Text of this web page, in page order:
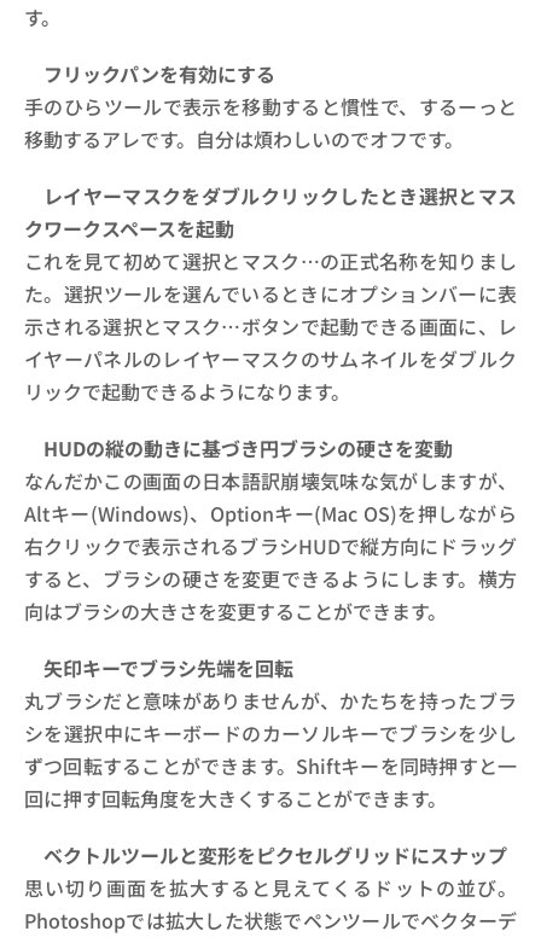
す。
フリックパンを有効にする
手のひらツールで表示を移動すると慣性で、するーっと
移動するアレです。自分は煩わしいのでオフです。
レイヤーマスクをダブルクリックしたとき選択とマス
クワークスペースを起動
これを見て初めて選択とマスク…の正式名称を知りまし
た。選択ツールを選んでいるときにオプションバーに表
示される選択とマスク…ボタンで起動できる画面に、レ
イヤーパネルのレイヤーマスクのサムネイルをダブルク
リックで起動できるようになります。
HUDの縦の動きに基づき円ブラシの硬さを変動
なんだかこの画面の日本語訳崩壊気味な気がしますが、
Altキー(Windows)、Optionキー(Mac OS)を押しながら
右クリックで表示されるブラシHUDで縦方向にドラッグ
すると、ブラシの硬さを変更できるようにします。横方
向はブラシの大きさを変更することができます。
矢印キーでブラシ先端を回転
丸ブラシだと意味がありませんが、かたちを持ったブラ
シを選択中にキーボードのカーソルキーでブラシを少し
ずつ回転することができます。Shiftキーを同時押すと一
回に押す回転角度を大きくすることができます。
ベクトルツールと変形をピクセルグリッドにスナップ
思い切り画面を拡大すると見えてくるドットの並び。
Photoshopでは拡大した状態でペンツールでベクターデ